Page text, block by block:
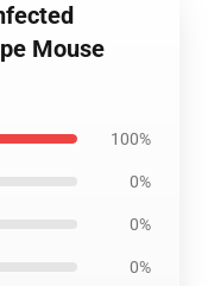
Mouse
100%
0%
0%
0%